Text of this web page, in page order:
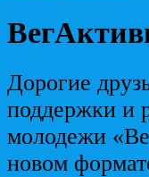
Дорогие
поддержки и
молодежи
новом